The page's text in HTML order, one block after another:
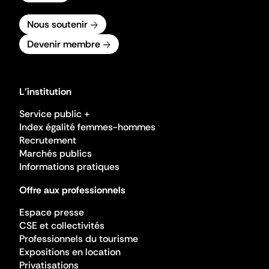
Nous soutenir
Devenir membre
L'institution
Service public +
Index égalité femmes-hommes
Recrutement
Marchés publics
Informations pratiques
Offre aux professionnels
Espace presse
CSE et collectivités
Professionnels du tourisme
Expositions en location
Privatisations